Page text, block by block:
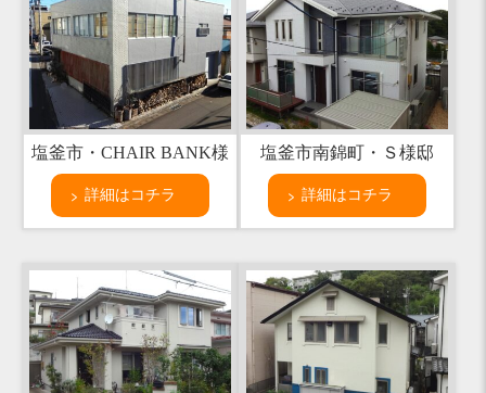
塩釜市・CHAIR BANK様
詳細はコチラ
塩釜市南錦町・Ｓ様邸
詳細はコチラ